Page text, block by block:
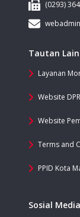
(0293)
Tautan
Layanan
Website
Website
Terms and
PPID Kota
Sosial Media